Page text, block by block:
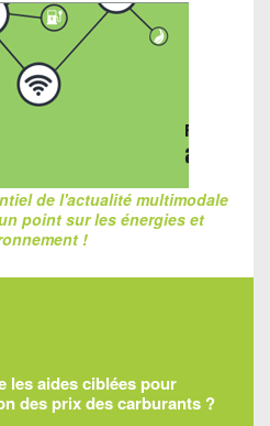
de l'actualité multimodale
point sur les énergies et
!
les aides ciblées pour
des prix des carburants ?